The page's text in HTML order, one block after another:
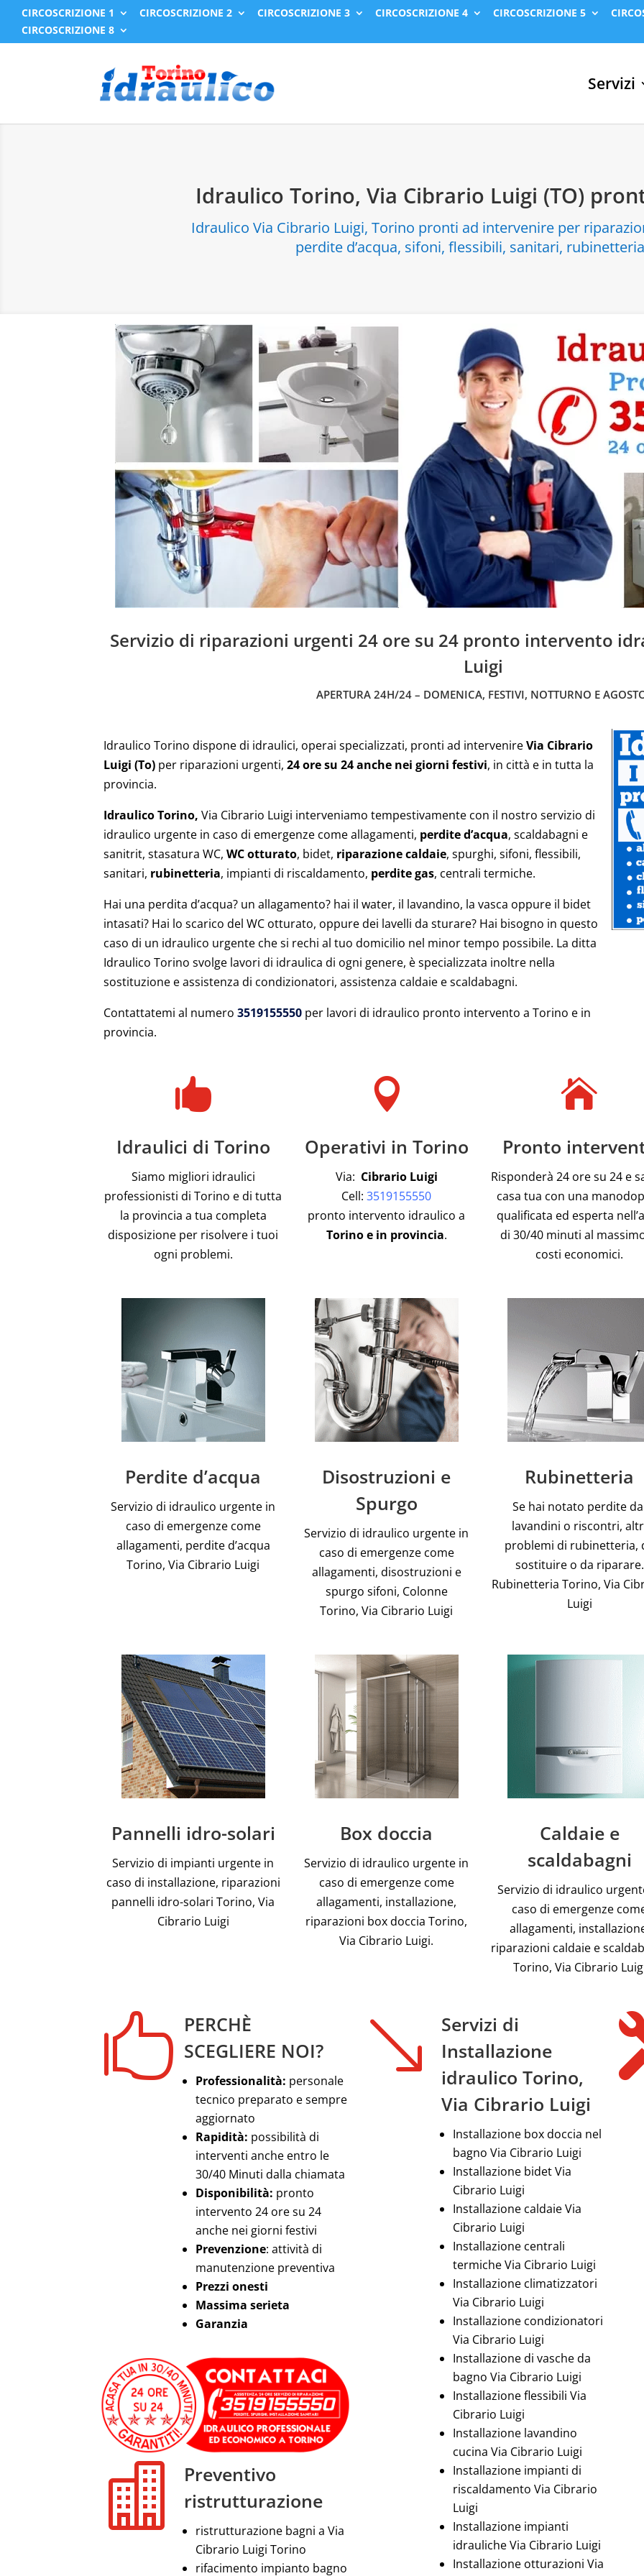
CIRCOSCRIZIONE 1 CIRCOSCRIZIONE 2 CIRCOSCRIZIONE 3 CIRCOSCRIZIONE 4 CIRCOSCRIZIONE 5
CIRCOSCRIZIONE 8
Servizi
Idraulico Torino, Via Cibrario Luigi (TO)
Idraulico Via Cibrario Luigi, Torino pronti ad intervenire per
perdite d’acqua, sifoni, flessibili, sanitari,
Servizio di riparazioni urgenti 24 ore su 24 pronto intervento
Luigi
APERTURA 24H/24 – DOMENICA, FESTIVI, NOTTURNO E
Idraulico Torino dispone di idraulici, operai specializzati, pronti ad intervenireVia Cibrario
Luigi (To) per riparazioni urgenti, 24 ore su 24 anche nei giorni festivi, in città e in tutta la
provincia.
Idraulico Torino, Via Cibrario Luigi interveniamo tempestivamente con il nostro servizio di
idraulico urgente in caso di emergenze come allagamenti, perdite d’acqua, scaldabagni e
sanitrit, stasatura WC,WC otturato, bidet, riparazione caldaie, spurghi, sifoni, flessibili,
sanitari, rubinetteria, impianti di riscaldamento, perdite gas, centrali termiche.
Hai una perdita d’acqua? un allagamento? hai il water, il lavandino, la vasca oppure il bidet
intasati? Hai lo scarico del WC otturato, oppure dei lavelli da sturare? Hai bisogno in questo
caso di un idraulico urgente che si rechi al tuo domicilio nel minor tempo possibile. La ditta
Idraulico Torino svolge lavori di idraulica di ogni genere, è specializzata inoltre nella
sostituzione e assistenza di condizionatori, assistenza caldaie e scaldabagni.
Contattatemi al numero3519155550 per lavori di idraulico pronto intervento a Torino e in
provincia.

Idraulici di Torino
Siamo migliori idraulici
professionisti di Torino e di tutta
la provincia a tua completa
disposizione per risolvere i tuoi
ogni problemi.

Operativi in Torino
Via: Cibrario Luigi
Cell:3519155550
pronto intervento idraulico a
Torino e in provincia.

Pronto
Risponderà 24 ore su 24 e
casa tua con una
qualificata ed esperta
di 30/40 minuti al
costi economici.
Perdite d’acqua
Servizio di idraulico urgente in
caso di emergenze come
allagamenti, perdite d’acqua
Torino, Via Cibrario Luigi
Disostruzioni e
Spurgo
Servizio di idraulico urgente in
caso di emergenze come
allagamenti, disostruzioni e
spurgo sifoni, Colonne
Torino, Via Cibrario Luigi
Rubinetteria
Se hai notato perdite
lavandini o riscontri,
problemi di rubinetteria,
sostituire o da riparare.
Rubinetteria Torino, Via
Luigi
Pannelli idro-solari
Servizio di impianti urgente in
caso di installazione, riparazioni
pannelli idro-solari Torino, Via
Cibrario Luigi
Box doccia
Servizio di idraulico urgente in
caso di emergenze come
allagamenti, installazione,
riparazioni box doccia Torino,
Via Cibrario Luigi.
Caldaie e
scaldabagni
Servizio di idraulico
caso di emergenze
allagamenti,
riparazioni caldaie e
Torino, Via Cibrario
 PERCHÈ
SCEGLIERE NOI?
Professionalità: personale
tecnico preparato e sempre
aggiornato
Rapidità: possibilità di
interventi anche entro le
30/40 Minuti dalla chiamata
Disponibilità: pronto
intervento 24 ore su 24
anche nei giorni festivi
Prevenzione: attività di
manutenzione preventiva
Prezzi onesti
Massima serieta
Garanzia

Preventivo
ristrutturazione
ristrutturazione bagni a Via
Cibrario Luigi Torino
rifacimento impianto bagno
'
Servizi di
Installazione
idraulico Torino,
Via Cibrario Luigi
Installazione box doccia nel
bagno Via Cibrario Luigi
Installazione bidet Via
Cibrario Luigi
Installazione caldaie Via
Cibrario Luigi
Installazione centrali
termiche Via Cibrario Luigi
Installazione climatizzatori
Via Cibrario Luigi
Installazione condizionatori
Via Cibrario Luigi
Installazione di vasche da
bagno Via Cibrario Luigi
Installazione flessibili Via
Cibrario Luigi
Installazione lavandino
cucina Via Cibrario Luigi
Installazione impianti di
riscaldamento Via Cibrario
Luigi
Installazione impianti
idrauliche Via Cibrario Luigi
Installazione otturazioni Via